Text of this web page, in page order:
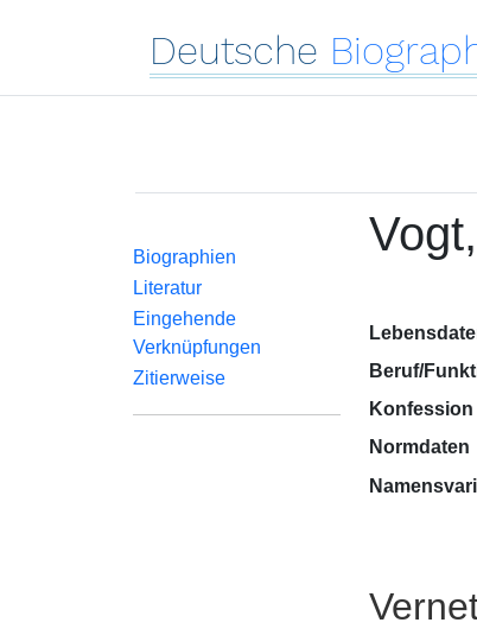
Deutsche
Biographien
Literatur
Eingehende
Verknüpfungen
Zitierweise
Beruf/
Konfession
Normdaten